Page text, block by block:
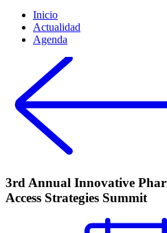
Inicio
Actualidad
Agenda
3rd Annual Innovative
Access Strategies Summit